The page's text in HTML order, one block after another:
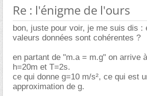
Re : l'énigme de l'ours
bon, juste pour voir, je me suis dis :
valeurs données sont cohérentes ?
en partant de "m.a = m.g" on arrive
h=20m et T=2s.
ce qui donne g=10 m/s², ce qui est
approximation de g.